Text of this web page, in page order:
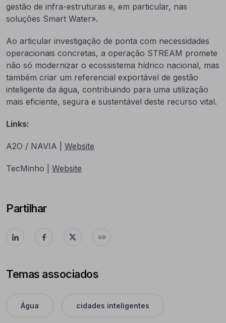
gestão de infra-estruturas e, em particular, nas
soluções Smart Water».
Ao articular investigação de ponta com necessidades
operacionais concretas, a operação STREAM promete
não só modernizar o ecossistema hídrico nacional, mas
também criar um referencial exportável de gestão
inteligente da água, contribuindo para uma utilização
mais eficiente, segura e sustentável deste recurso vital.
Links:
A2O / NAVIA | Website
TecMinho | Website
Partilhar
Temas associados
Água cidades inteligentes